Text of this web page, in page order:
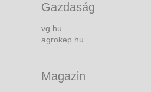
Gazdaság
vg.hu
agrokep.hu
Magazin